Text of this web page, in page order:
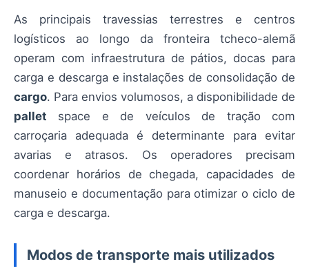
As principais travessias terrestres e centros
logísticos ao longo da fronteira tcheco-alemã
operam com infraestrutura de pátios, docas para
carga e descarga e instalações de consolidação de
cargo. Para envios volumosos, a disponibilidade de
pallet space e de veículos de tração com
carroçaria adequada é determinante para evitar
avarias e atrasos. Os operadores precisam
coordenar horários de chegada, capacidades de
manuseio e documentação para otimizar o ciclo de
carga e descarga.
Modos de transporte mais utilizados